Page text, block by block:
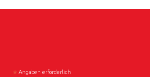
* Angaben erforderlich